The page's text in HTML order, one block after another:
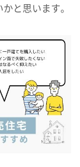
と思います。